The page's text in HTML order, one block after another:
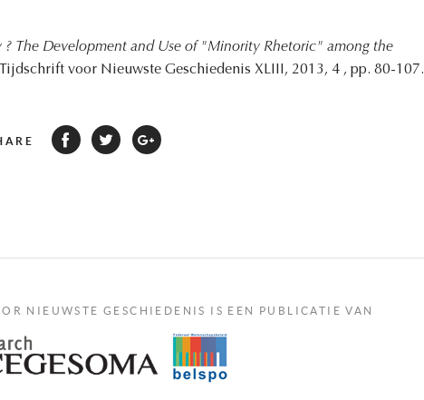
The Development and Use of "Minority Rhetoric" among the
voor Nieuwste Geschiedenis XLIII, 2013, 4 , pp. 80-107.
NIEUWSTE GESCHIEDENIS IS EEN PUBLICATIE VAN